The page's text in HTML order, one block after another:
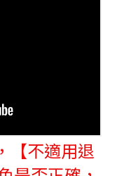
【不適用退